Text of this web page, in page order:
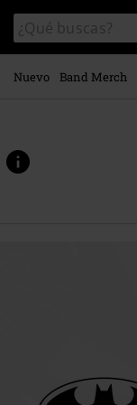
contenido
principal
Buscar
en
el
catálogo
Nuevo Band Merch